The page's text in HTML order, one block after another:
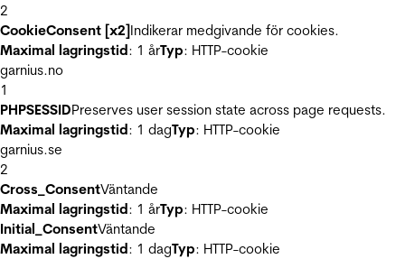
2
CookieConsent [x2]Indikerar medgivande för cookies.
Maximal lagringstid: 1 årTyp: HTTP-cookie
garnius.no
1
PHPSESSIDPreserves user session state across page requests.
Maximal lagringstid: 1 dagTyp: HTTP-cookie
garnius.se
2
Cross_ConsentVäntande
Maximal lagringstid: 1 årTyp: HTTP-cookie
Initial_ConsentVäntande
Maximal lagringstid: 1 dagTyp: HTTP-cookie